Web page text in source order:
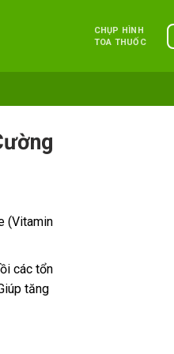
CHỤP HÌNH
TOA THUỐC
(Vitamin
các tổn
tăng